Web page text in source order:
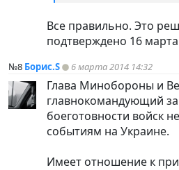
Все правильно. Это
подтверждено 16
№8 Борис.S 6 марта 2014 14:32
Глава Минобороны и
главнокомандующий
боеготовности войск
событиям на Украине.
Имеет отношение к